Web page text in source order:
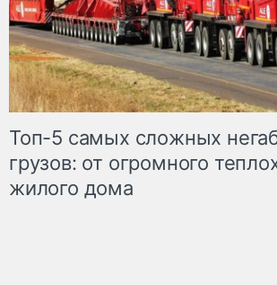
Топ-5 самых сложных
грузов: от огромного
жилого дома